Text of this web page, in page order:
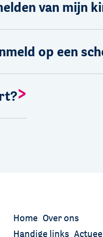
van mijn
op een
Home Over ons
Handige links